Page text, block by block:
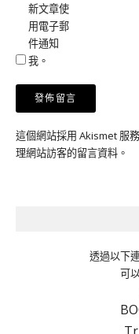
新文章使
用電子郵
件通知
我。
這個網站採用 Akismet 服
理網站訪客的留言資料 。
透過以下
可